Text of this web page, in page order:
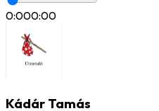
0:000:00
Kádár Tamás